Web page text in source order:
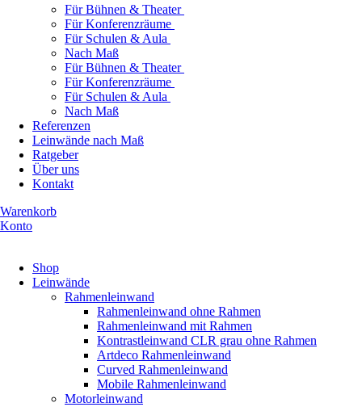
Für Bühnen & Theater
Für Konferenzräume
Für Schulen & Aula
Nach Maß
Für Bühnen & Theater
Für Konferenzräume
Für Schulen & Aula
Nach Maß
Referenzen
Leinwände nach Maß
Ratgeber
Über uns
Kontakt
Warenkorb
Konto
Shop
Leinwände
Rahmenleinwand
Rahmenleinwand ohne Rahmen
Rahmenleinwand mit Rahmen
Kontrastleinwand CLR grau ohne Rahmen
Artdeco Rahmenleinwand
Curved Rahmenleinwand
Mobile Rahmenleinwand
Motorleinwand